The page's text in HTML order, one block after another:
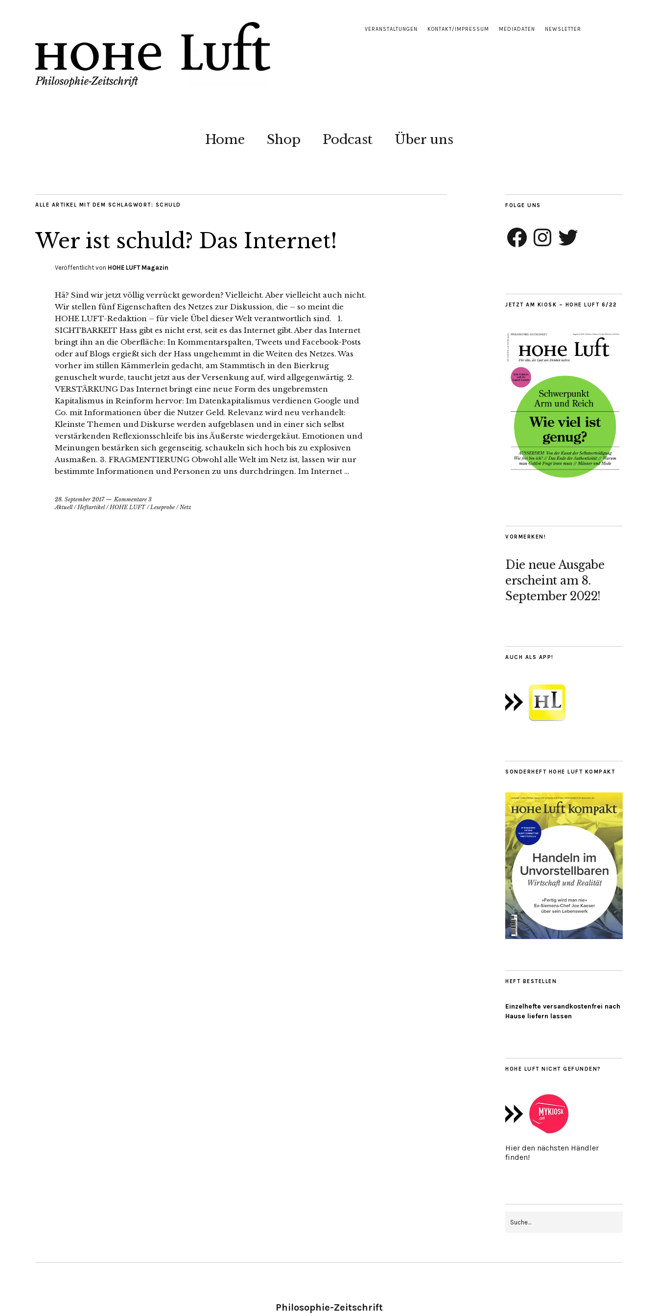
VERANSTALTUNGEN KONTAKT/IMPRESSUM MEDIADATEN NEWSLETTER
Home Shop Podcast Über uns
ALLE ARTIKEL MIT DEM SCHLAGWORT: SCHULD
Wer ist schuld? Das Internet!
Veröffentlicht von HOHE LUFT Magazin
Hä? Sind wir jetzt völlig verrückt geworden? Vielleicht. Aber vielleicht auch nicht.
Wir stellen fünf Eigenschaften des Netzes zur Diskussion, die – so meint die
HOHE LUFT-Redaktion – für viele Übel dieser Welt verantwortlich sind. 1.
SICHTBARKEIT Hass gibt es nicht erst, seit es das Internet gibt. Aber das Internet
bringt ihn an die Oberfläche: In Kommentarspalten, Tweets und Facebook-Posts
oder auf Blogs ergießt sich der Hass ungehemmt in die Weiten des Netzes. Was
vorher im stillen Kämmerlein gedacht, am Stammtisch in den Bierkrug
genuschelt wurde, taucht jetzt aus der Versenkung auf, wird allgegenwärtig. 2.
VERSTÄRKUNG Das Internet bringt eine neue Form des ungebremsten
Kapitalismus in Reinform hervor: Im Datenkapitalismus verdienen Google und
Co. mit Informationen über die Nutzer Geld. Relevanz wird neu verhandelt:
Kleinste Themen und Diskurse werden aufgeblasen und in einer sich selbst
verstärkenden Reflexionsschleife bis ins Äußerste wiedergekäut. Emotionen und
Meinungen bestärken sich gegenseitig, schaukeln sich hoch bis zu explosiven
Ausmaßen. 3. FRAGMENTIERUNG Obwohl alle Welt im Netz ist, lassen wir nur
bestimmte Informationen und Personen zu uns durchdringen. Im Internet …
28. September 2017
Kommentare 3
Aktuell/Heftartikel/HOHE LUFT/Leseprobe /Netz
FOLGE UNS
Facebook InstagramTwitter
JETZT AM KIOSK – HOHE LUFT 6/22
VORMERKEN!
Die neue Ausgabe
erscheint am 8.
September 2022!
AUCH ALS APP!
SONDERHEFT HOHE LUFT KOMPAKT
HEFT BESTELLEN
Einzelhefte versandkostenfrei nach
Hause liefern lassen
HOHE LUFT NICHT GEFUNDEN?
Hier den nächsten Händler
finden!
Philosophie-Zeitschrift